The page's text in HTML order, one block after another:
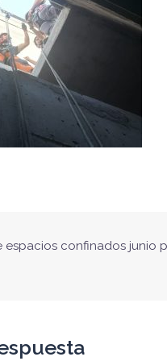
espacios confinados junio